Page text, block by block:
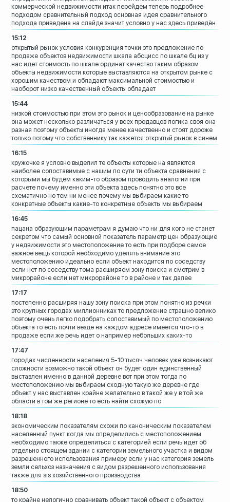
коммерческой недвижимости итак перейдем теперь подробнее
подходом сравнительный подход основная идея сравнительного
подхода приведена на слайде значит условно у нас здесь приведён
15:12
открытый рынок условия конкуренция точки это предложение по
продаже объектов недвижимости шкала абсцисс по шкале бц из у
нас идет стоимость по шкале ординат качество таким образом
объекты недвижимости которые выставляются на открытом рынке с
хорошим качеством и обладают максимальной стоимостью и
наоборот низко качественный объекты обладает
15:44
низкой стоимостью при этом это рынок и ценообразование на рынке
она может несколько различаться у всех продавцов логика своя она
разная поэтому объекты иногда менее качественно и стоят дороже
только потому что собственнику так кажется открытый рынок в синем
16:15
кружочке я условно выделил те объекты которые на являются
наиболее сопоставимые с нашим по сути ти объекта сравнения с
которыми мы будем каким-то образом проводить аналогии при
расчете почему именно эти объекта здесь понятно это все
схематично но тем ни менее почему мы выбираем какие то
конкретные объекты какие-то конкретные объекты мы выбираем
16:45
пацана образующим параметрам я думаю что ни для кого не станет
секретом что самый основной показатель параметр цен образующие
у недвижимости это местоположение то есть при подборе самое
важное вещь которой необходимо уделять внимание это
местоположению идеально если объект находится по соседству
если нет по соседству тома расширяем зону поиска и смотрим в
микрорайоне если нет микрорайоне то в районе и так далее
17:17
постепенно расширяя нашу зону поиска при этом понятно из речки
это крупных городах миллионниках то предложение страшно велико
поэтому очень легко подобрать сопоставимый по местоположению
объекта то есть почти везде на каждом адресе имеется что-то в
продаже если же речь идет о например небольших каких-то
17:47
городах численности населения 5-10 тысяч человек уже возникают
сложности возможно такой объект он будет один единственный
выставлен именно в данной деревне вот при этом тогда по
местоположению мы выбираем сходную такую же деревне где
объект у нас выставлен крайне желательно в такой же у в той же
области в том же регионе то есть найти схожую по
18:18
экономическим показателям схожи по каноническим показателем
населенный пункт когда мы определились с местоположением
необходимо также определиться с категорией если речь идет об
отдельно стоящем здании с категории земельного участка и видом
разрешенного использования примеру если у нас категория земель
земли сельхоз назначения с видом разрешенного использования
также для sis хозяйственного производства
18:50
то крайне нелогично сравнивать объект такой объект с объектом